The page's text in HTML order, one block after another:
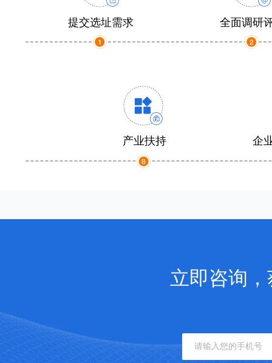
提交选址需求 全面调研
产业扶持 企
立即咨询